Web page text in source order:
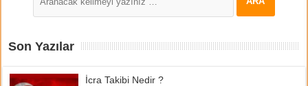
Son Yazılar
İcra Takibi Nedir ?